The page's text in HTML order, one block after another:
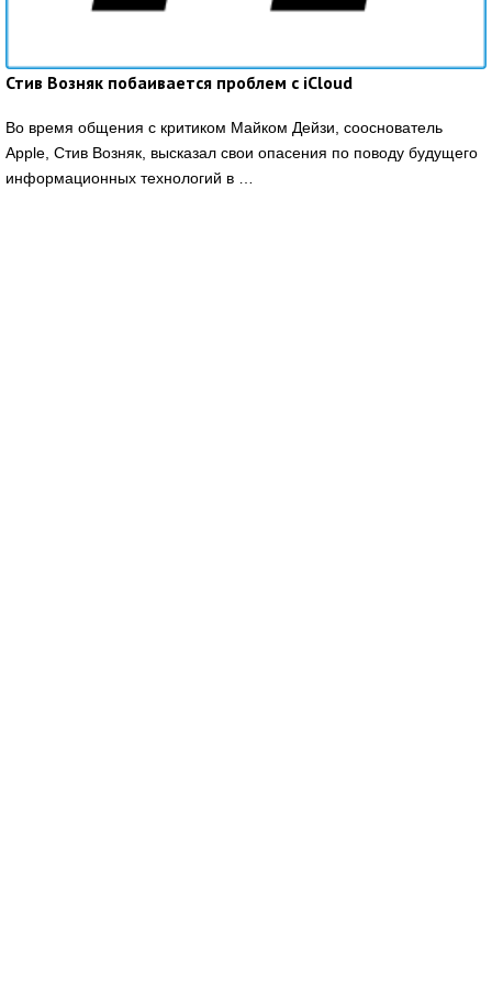
Стив Возняк побаивается проблем с iCloud
Во время общения с критиком Майком Дейзи, сооснователь
Apple, Стив Возняк, высказал свои опасения по поводу будущего
информационных технологий в …